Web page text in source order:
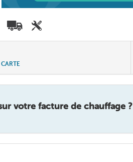
votre facture de chauffage ?